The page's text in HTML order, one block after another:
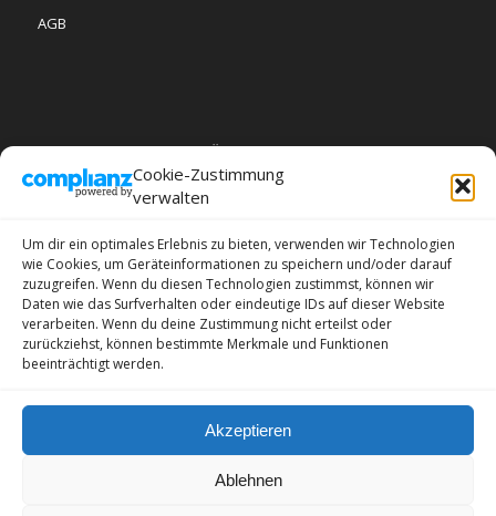
Cookie-Zustimmung
verwalten
Um dir ein optimales Erlebnis zu bieten, verwenden wir Technologien
wie Cookies, um Geräteinformationen zu speichern und/oder darauf
zuzugreifen. Wenn du diesen Technologien zustimmst, können wir
Daten wie das Surfverhalten oder eindeutige IDs auf dieser Website
verarbeiten. Wenn du deine Zustimmung nicht erteilst oder
zurückziehst, können bestimmte Merkmale und Funktionen
beeinträchtigt werden.
Akzeptieren
Ablehnen
AGB
PRODUKT SCHLAGWÖRTER
Altstadt Architektur berlin
Berliner Dom
EM2024
Fernsehturm Fußball Handyhülle
Herbst
köpenick
Rahnsdorf Rathaus rathausköpenick
Skyline
Sonnenuntergang
Straßenbahn Tasse
Tram
treptowköpenick
Wandbild
Berliner Fotodesign- Enfold Theme by Kriesi